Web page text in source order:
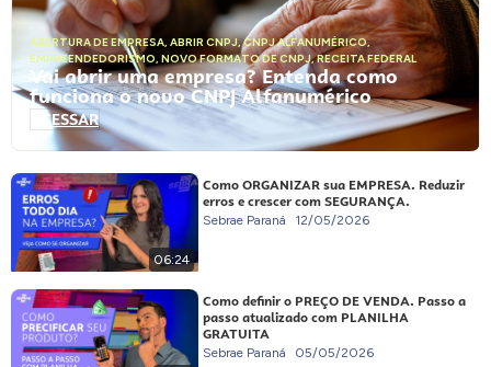
ABERTURA DE EMPRESA, ABRIR CNPJ,CNPJ ALFANUMÉRICO,
EMPREENDEDORISMO, NOVO FORMATO DE CNPJ,RECEITA FEDERAL
Vai abrir uma empresa? Entenda como
funciona o novo CNPJ Alfanumérico
ACESSAR
06:24
Como ORGANIZAR sua EMPRESA. Reduzir
erros e crescer com SEGURANÇA.
Sebrae Paraná 12/05/2026
Como definir o PREÇO DE VENDA. Passo a
passo atualizado com PLANILHA
GRATUITA
Sebrae Paraná 05/05/2026